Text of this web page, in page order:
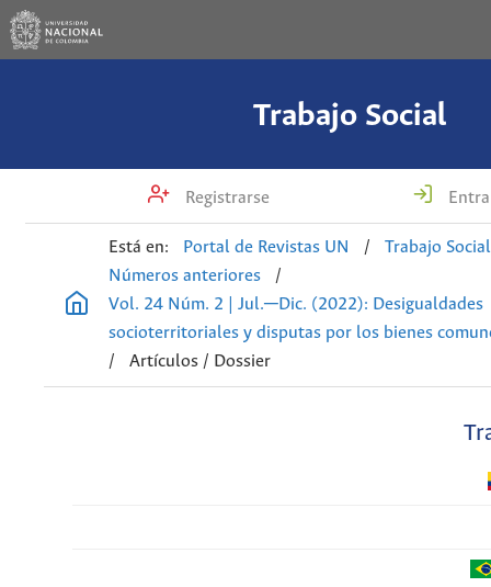
Trabajo Social
Registrarse
Está en: Portal de Revistas UN /
Trabajo Social
Números anteriores
/
Vol. 24 Núm. 2 | Jul.─Dic. (2022): Desigualdades
socioterritoriales y disputas por los bienes
/
Artículos / Dossier